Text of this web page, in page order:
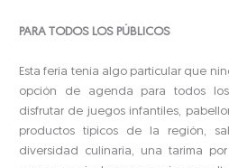
PARA TODOS LOS PÚBLICOS
Esta feria tenía algo particular que
opción de agenda para todos
disfrutar de juegos infantiles,
productos típicos de la región,
diversidad culinaria, una tarima